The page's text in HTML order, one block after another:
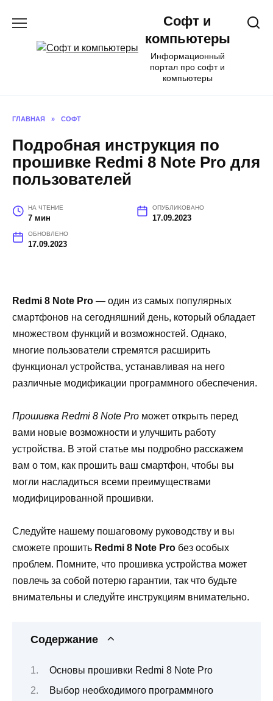
Софт и
компьютеры
Информационный
портал про софт и
компьютеры
ГЛАВНАЯ » СОФТ
Подробная инструкция по
прошивке Redmi 8 Note Pro для
пользователей
НА ЧТЕНИЕ
7 мин
ОПУБЛИКОВАНО
17.09.2023
ОБНОВЛЕНО
17.09.2023
Redmi 8 Note Pro — один из самых популярных
смартфонов на сегодняшний день, который обладает
множеством функций и возможностей. Однако,
многие пользователи стремятся расширить
функционал устройства, устанавливая на него
различные модификации программного обеспечения.
Прошивка Redmi 8 Note Pro может открыть перед
вами новые возможности и улучшить работу
устройства. В этой статье мы подробно расскажем
вам о том, как прошить ваш смартфон, чтобы вы
могли насладиться всеми преимуществами
модифицированной прошивки.
Следуйте нашему пошаговому руководству и вы
сможете прошить Redmi 8 Note Pro без особых
проблем. Помните, что прошивка устройства может
повлечь за собой потерю гарантии, так что будьте
внимательны и следуйте инструкциям внимательно.
Содержание
Основы прошивки Redmi 8 Note Pro
Выбор необходимого программного